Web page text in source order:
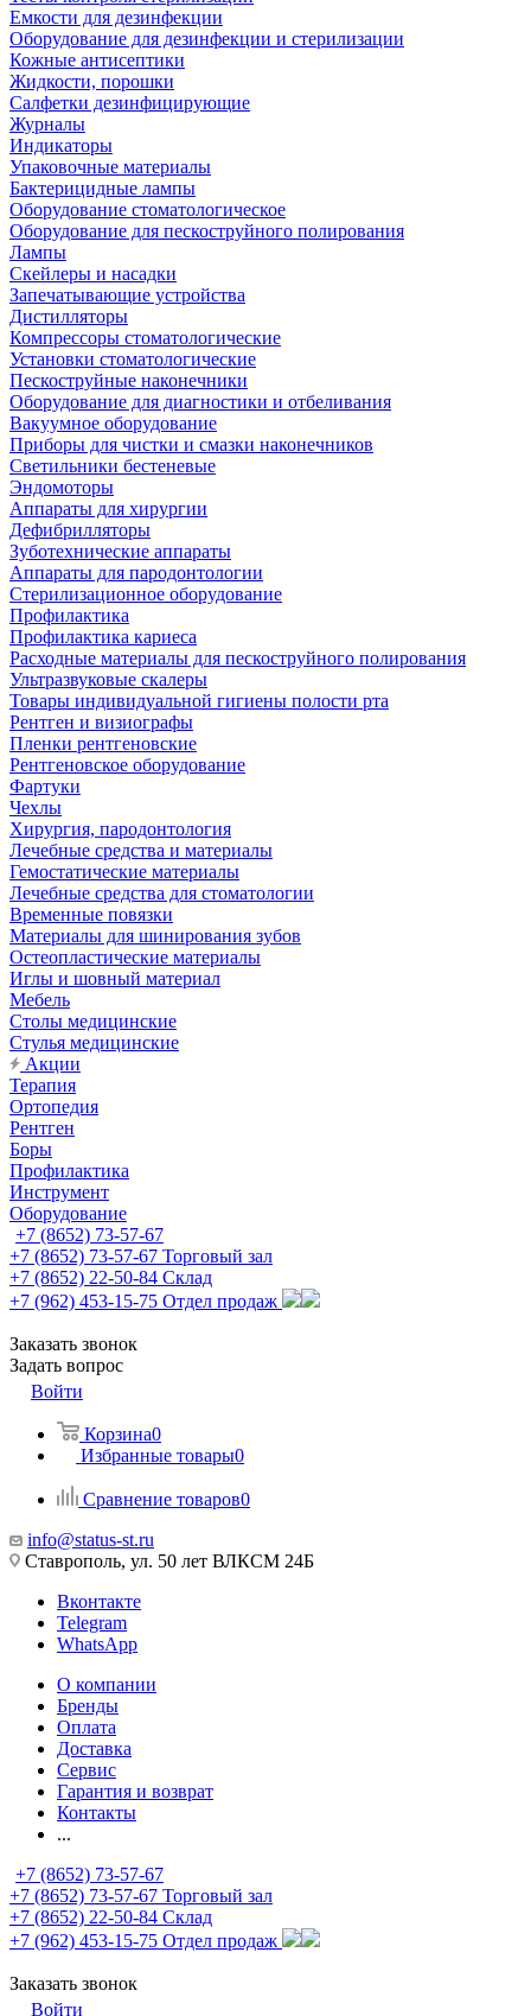
Емкости для дезинфекции
Оборудование для дезинфекции и стерилизации
Кожные антисептики
Жидкости, порошки
Салфетки дезинфицирующие
Журналы
Индикаторы
Упаковочные материалы
Бактерицидные лампы
Оборудование стоматологическое
Оборудование для пескоструйного полирования
Лампы
Скейлеры и насадки
Запечатывающие устройства
Дистилляторы
Компрессоры стоматологические
Установки стоматологические
Пескоструйные наконечники
Оборудование для диагностики и отбеливания
Вакуумное оборудование
Приборы для чистки и смазки наконечников
Светильники бестеневые
Эндомоторы
Аппараты для хирургии
Дефибрилляторы
Зуботехнические аппараты
Аппараты для пародонтологии
Стерилизационное оборудование
Профилактика
Профилактика кариеса
Расходные материалы для пескоструйного полирования
Ультразвуковые скалеры
Товары индивидуальной гигиены полости рта
Рентген и визиографы
Пленки рентгеновские
Рентгеновское оборудование
Фартуки
Чехлы
Хирургия, пародонтология
Лечебные средства и материалы
Гемостатические материалы
Лечебные средства для стоматологии
Временные повязки
Материалы для шинирования зубов
Остеопластические материалы
Иглы и шовный материал
Мебель
Столы медицинские
Стулья медицинские
Акции
Терапия
Ортопедия
Рентген
Боры
Профилактика
Инструмент
Оборудование
+7 (8652) 73-57-67
+7 (8652) 73-57-67 Торговый зал
+7 (8652) 22-50-84 Склад
+7 (962) 453-15-75 Отдел продаж
Заказать звонок
Задать вопрос
Войти
Корзина0
Избранные товары0
Сравнение товаров0
info@status-st.ru
Ставрополь, ул. 50 лет ВЛКСМ 24Б
Вконтакте
Telegram
WhatsApp
О компании
Бренды
Оплата
Доставка
Сервис
Гарантия и возврат
Контакты
...
+7 (8652) 73-57-67
+7 (8652) 73-57-67 Торговый зал
+7 (8652) 22-50-84 Склад
+7 (962) 453-15-75 Отдел продаж
Заказать звонок
Войти